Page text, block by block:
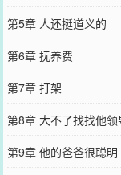
第5章 人还挺道义的
第6章 抚养费
第7章 打架
第8章 大不了找找他领
第9章 他的爸爸很聪明